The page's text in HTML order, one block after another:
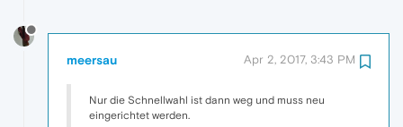
meersau Apr 2, 2017, 3:43 PM
Nur die Schnellwahl ist dann weg und muss neu
eingerichtet werden.